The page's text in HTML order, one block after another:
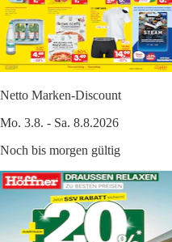
Netto Marken-Discount
Mo. 3.8. - Sa. 8.8.2026
Noch bis morgen gültig